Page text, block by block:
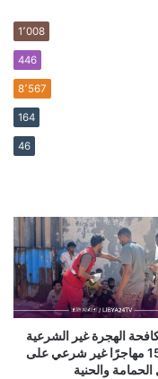
1٬008
446
8٬567
164
46
الهجرة غير الشرعية
يضبط 15 مهاجرًا غير شرعي على
والحنية